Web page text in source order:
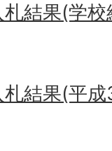
結果(学
結果(平